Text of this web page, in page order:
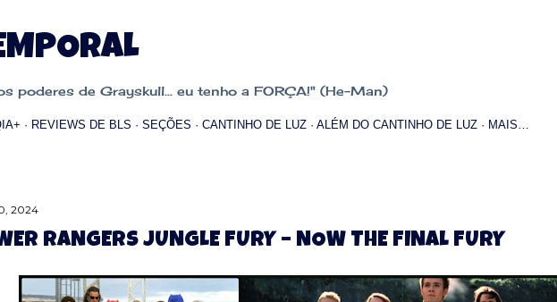
poderes de Grayskull... eu tenho a FORÇA!" (He-Man)
REVIEWS DE BLS SEÇÕES CANTINHO DE LUZ ALÉM DO CANTINHO DE LUZ MAIS…
2024
RANGERS JUNGLE FURY – NOW THE FINAL FURY